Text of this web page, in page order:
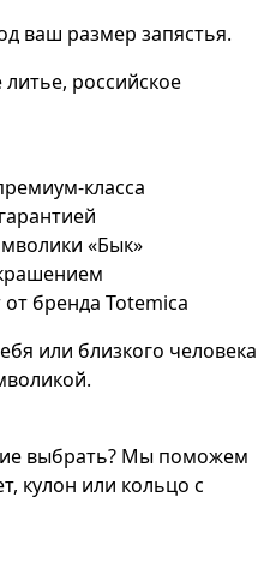
ваш размер запястья.
российское
класса
«Бык»
бренда Totemica
или близкого человека
выбрать? Мы поможем
кулон или кольцо с